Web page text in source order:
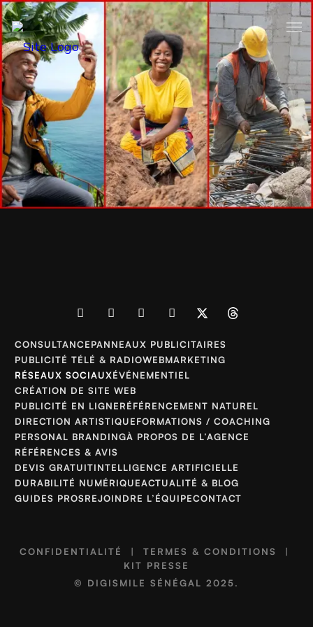
CONSULTANCEPANNEAUX PUBLICITAIRES
PUBLICITÉ TÉLÉ & RADIOWEBMARKETING
RÉSEAUX SOCIAUXÉVÉNEMENTIEL
CRÉATION DE SITE WEB
PUBLICITÉ EN LIGNERÉFÉRENCEMENT NATUREL
DIRECTION ARTISTIQUEFORMATIONS / COACHING
PERSONAL BRANDINGÀ PROPOS DE L’AGENCE
RÉFÉRENCES & AVIS
DEVIS GRATUITINTELLIGENCE ARTIFICIELLE
DURABILITÉ NUMÉRIQUEACTUALITÉ & BLOG
GUIDES PROSREJOINDRE L’ÉQUIPECONTACT
CONFIDENTIALITÉ | TERMES & CONDITIONS
|
KIT PRESSE
© DIGISMILE SÉNÉGAL 2025.